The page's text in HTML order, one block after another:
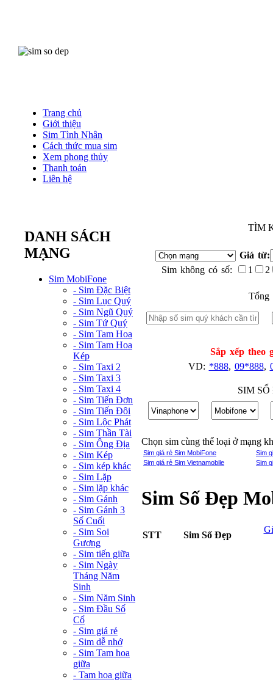
Trang chủ
Giới thiệu
Sim Tình Nhân
Cách thức mua sim
Xem phong thủy
Thanh toán
Liên hệ
DANH SÁCH
MẠNG
Sim MobiFone
- Sim Đặc Biệt
- Sim Lục Quý
- Sim Ngũ Quý
- Sim Tứ Quý
- Sim Tam Hoa
- Sim Tam Hoa
Kép
- Sim Taxi 2
- Sim Taxi 3
- Sim Taxi 4
- Sim Tiến Đơn
- Sim Tiến Đôi
- Sim Lộc Phát
- Sim Thần Tài
- Sim Ông Địa
- Sim Kép
- Sim kép khác
- Sim Lặp
- Sim lặp khác
- Sim Gánh
- Sim Gánh 3
Số Cuối
- Sim Soi
Gương
- Sim tiến giữa
- Sim Ngày
Tháng Năm
Sinh
- Sim Năm Sinh
- Sim Đầu Số
Cổ
- Sim giá rẻ
- Sim dễ nhớ
- Sim Tam hoa
giữa
- Tam hoa giữa
TÌM
Giá từ:
Sim không có số:
1 2
Sắp xếp theo
VD: *888, 09*888,
SIM
Chọn sim cùng thể loại ở mạng
Sim giá rẻ Sim MobiFone
Sim
Sim giá rẻ Sim Vietnamobile
Sim
Sim Số Đẹp
STT Sim Số Đẹp